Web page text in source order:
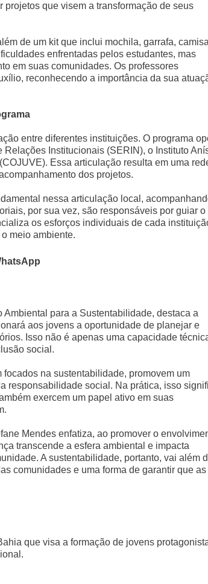
que visem a transformação de seus
de um kit que inclui mochila, garrafa,
enfrentadas pelos estudantes, mas
em suas comunidades. Os professores
reconhecendo a importância da sua
entre diferentes instituições. O programa
Institucionais (SERIN), o Instituto
Essa articulação resulta em uma
dos projetos.
nessa articulação local,
por sua vez, são responsáveis por guiar o
os esforços individuais de cada
meio ambiente.
para a Sustentabilidade, destaca a
aos jovens a oportunidade de planejar e
Isso não é apenas uma capacidade
social.
na sustentabilidade, promovem um
responsabilidade social. Na prática, isso
exercem um papel ativo em suas
Mendes enfatiza, ao promover o
transcende a esfera ambiental e impacta
A sustentabilidade, portanto, vai além
comunidades e uma forma de garantir que as
que visa a formação de jovens